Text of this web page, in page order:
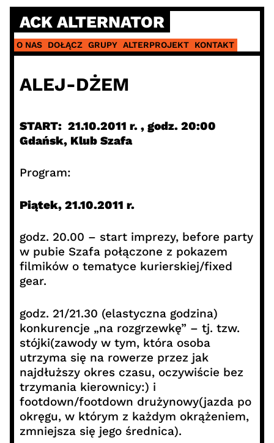
Skip
content
ACK ALTERNATOR
O NAS DOŁĄCZ GRUPY ALTERPROJEKT KONTAKT
ALEJ-DŻEM
START: 21.10.2011 r. , godz. 20:00
Gdańsk, Klub Szafa
Program:
Piątek, 21.10.2011 r.
godz. 20.00 – start imprezy, before party
w pubie Szafa połączone z pokazem
filmików o tematyce kurierskiej/fixed
gear.
godz. 21/21.30 (elastyczna godzina)
konkurencje „na rozgrzewkę” – tj. tzw.
stójki(zawody w tym, która osoba
utrzyma się na rowerze przez jak
najdłuższy okres czasu, oczywiście bez
trzymania kierownicy:) i
footdown/footdown drużynowy(jazda po
okręgu, w którym z każdym okrążeniem,
zmniejsza się jego średnica).